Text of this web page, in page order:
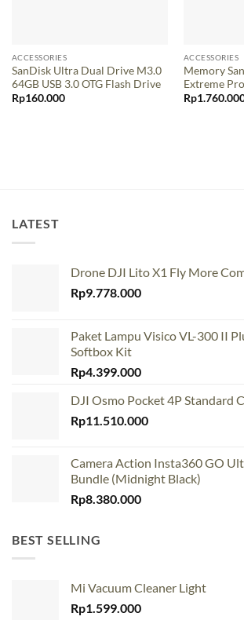
ACCESSORIES
SanDisk Ultra Dual Drive M3.0
64GB USB 3.0 OTG Flash Drive
Rp160.000
ACCESSORIES
Memory
Extreme
Rp
LATEST
Drone DJI Lito X1 Fly More
Rp9.778.000
Paket Lampu Visico VL-300 II
Softbox Kit
Rp4.399.000
DJI Osmo Pocket 4P Standard
Rp11.510.000
Camera Action Insta360 GO
Bundle (Midnight Black)
Rp8.380.000
BEST SELLING
Mi Vacuum Cleaner Light
Rp1.599.000